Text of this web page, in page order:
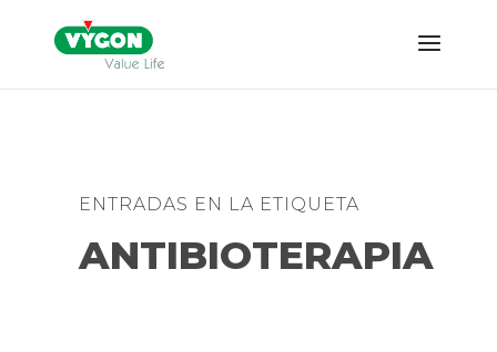
ENTRADAS EN LA ETIQUETA
ANTIBIOTERAPIA